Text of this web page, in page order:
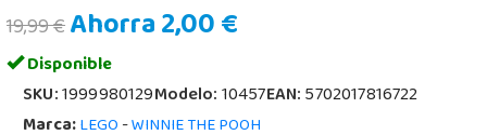
19,99 €Ahorra 2,00 €
Disponible
SKU:1999980129Modelo:10457EAN:5702017816722
Marca:LEGO-WINNIE THE POOH